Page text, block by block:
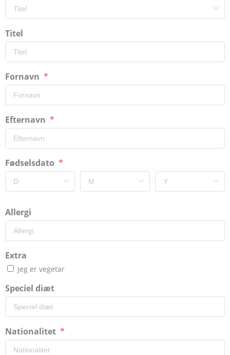
Titel
Fornavn
Efternavn
Fødselsdato
Allergi
Extra
Jeg er vegetar
Speciel diæt
Nationalitet